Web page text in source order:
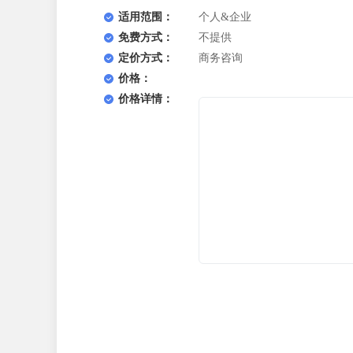
适用范围：
个人&企业
免费方式：
不提供
定价方式：
商务咨询
价格：
价格详情：